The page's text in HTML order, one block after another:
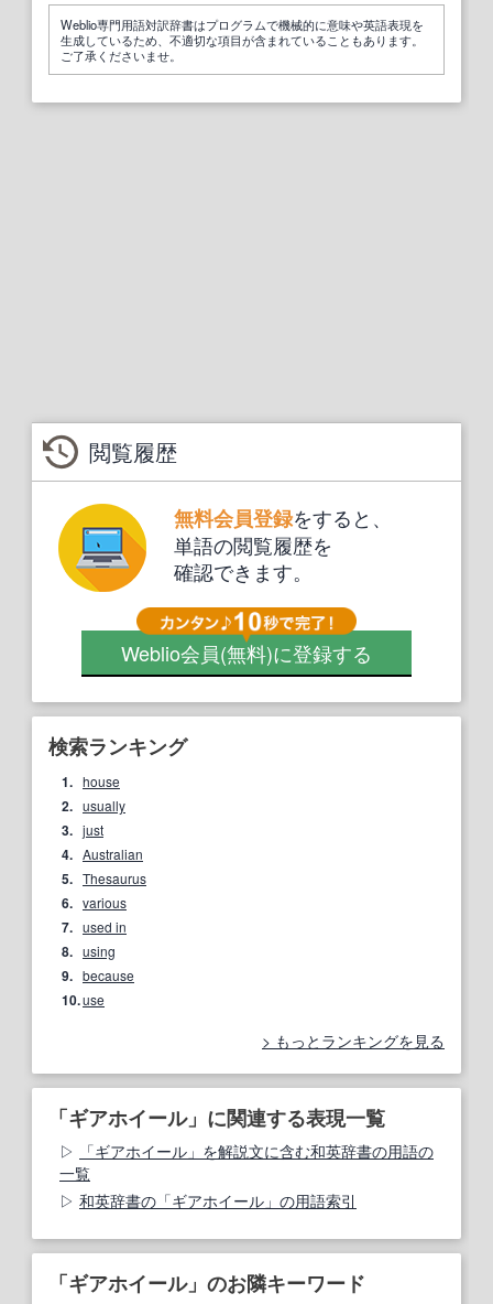
Weblio専門用語対訳辞書はプログラムで機械的に意味や英語表現を
生成しているため、不適切な項目が含まれていることもあります。
ご了承くださいませ。
閲覧履歴
無料会員登録をすると、
単語の閲覧履歴を
確認できます。
Weblio会員(無料)に登録する
検索ランキング
1. house
2. usually
3. just
4. Australian
5. Thesaurus
6. various
7. used in
8. using
9. because
10.use
もっとランキングを見る
「ギアホイール」に関連する表現一覧
「ギアホイール」を解説文に含む和英辞書の用語の
一覧
和英辞書の「ギアホイール」の用語索引
「ギアホイール」のお隣キーワード